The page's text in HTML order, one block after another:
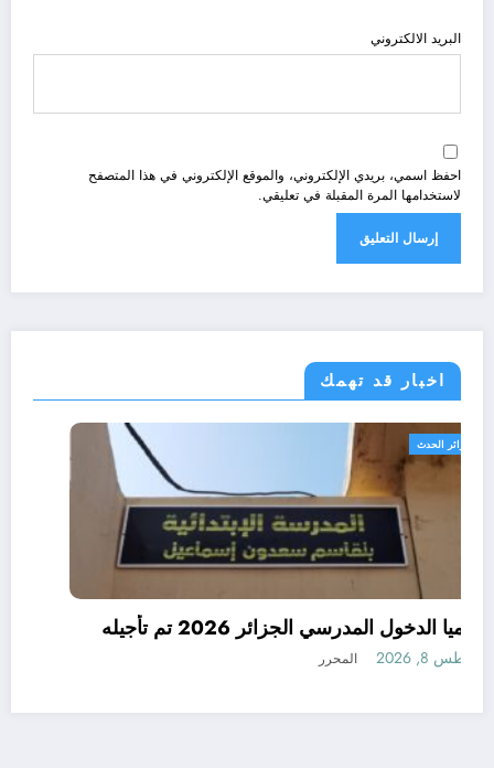
البريد الالكتروني
احفظ اسمي، بريدي الإلكتروني، والموقع الإلكتروني في هذا المتصفح
لاستخدامها المرة المقبلة في تعليقي.
اخبار قد تهمك
الجزائر الحدث
رسميا الدخول المدرسي الجزائر 2026 تم تأجيله
أغسطس 8, 2026